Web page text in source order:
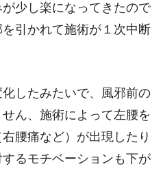
少し楽になってきたので
引かれて施術が１次中断
したみたいで、風邪前の
ん、施術によって左腰を
腰痛など）が出現したり
るモチベーションも下が